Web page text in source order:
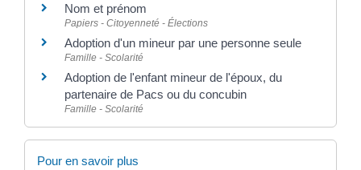
Nom et prénom
Papiers - Citoyenneté - Élections
Adoption d'un mineur par une personne seule
Famille - Scolarité
Adoption de l'enfant mineur de l'époux, du
partenaire de Pacs ou du concubin
Famille - Scolarité
Pour en savoir plus